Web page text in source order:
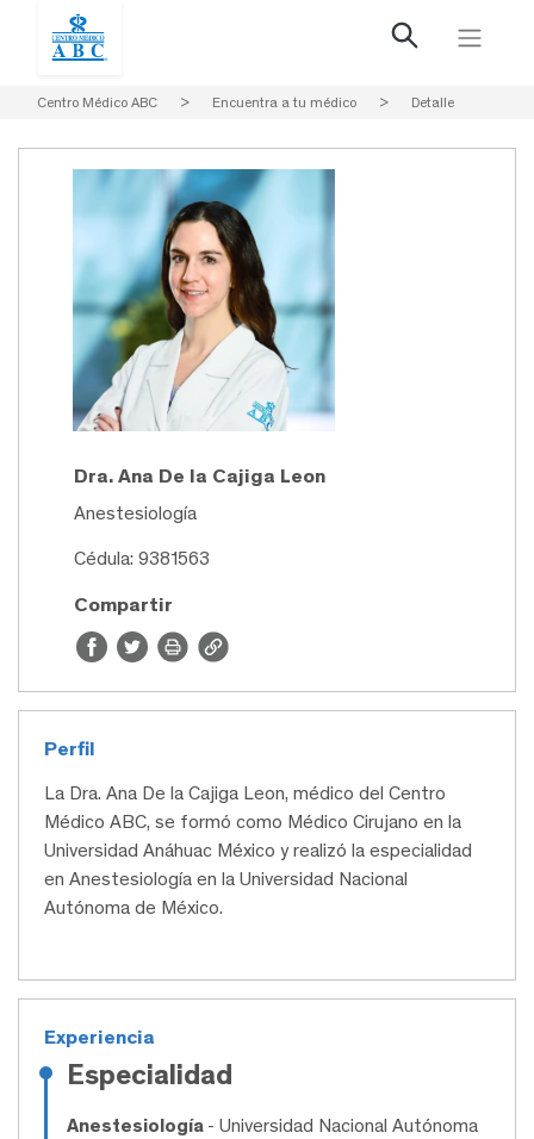
Centro Médico ABC > Encuentra a tu médico > Detalle
Dra. Ana De la Cajiga Leon
Anestesiología
Cédula: 9381563
Compartir
Perfil
La Dra. Ana De la Cajiga Leon, médico del Centro
Médico ABC, se formó como Médico Cirujano en la
Universidad Anáhuac México y realizó la especialidad
en Anestesiología en la Universidad Nacional
Autónoma de México.
Experiencia
Especialidad
Anestesiología - Universidad Nacional Autónoma